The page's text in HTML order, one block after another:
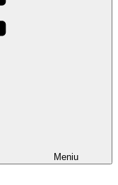
Meniu